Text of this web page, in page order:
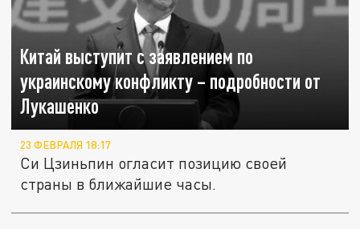
Китай выступит с заявлением по
украинскому конфликту – подробности от
Лукашенко
23 ФЕВРАЛЯ 18:17
Си Цзиньпин огласит позицию своей
страны в ближайшие часы.